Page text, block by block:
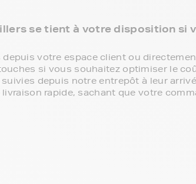
se tient à votre disposition si
votre espace client ou
si vous souhaitez optimiser le
depuis notre entrepôt à leur
rapide, sachant que votre